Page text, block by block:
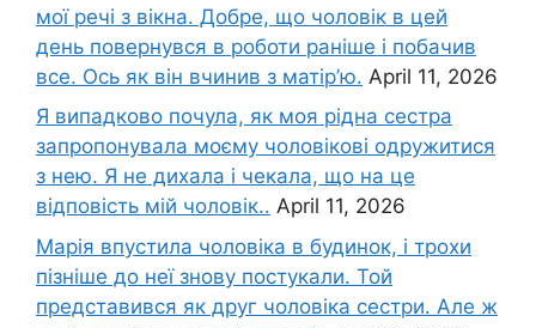
мої речі з вікна. Добре, що чоловік в цей
день повернувся в роботи раніше і побачив
все. Ось як він вчинив з матір’ю. April 11, 2026
Я випадково почула, як моя рідна сестра
запропонувала моєму чоловікові одружитися
з нею. Я не дихала і чекала, що на це
відповість мій чоловік.. April 11, 2026
Марія впустила чоловіка в будинок, і трохи
пізніше до неї знову постукали. Той
представився як друг чоловіка сестри. Але ж